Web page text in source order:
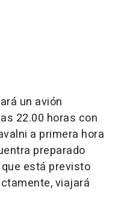
un avión
22.00 horas con
a primera hora
preparado
está previsto
viajará